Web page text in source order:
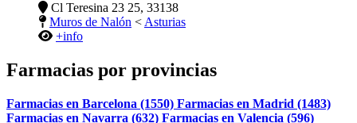
Cl Teresina 23 25, 33138
Muros de Nalón <Asturias
+info
Farmacias por provincias
Farmacias en Barcelona (1550) Farmacias en Madrid (1483)
Farmacias en Navarra (632) Farmacias en Valencia (596)